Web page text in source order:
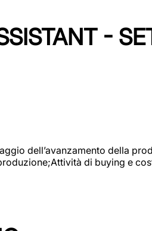
-
dell’avanzamento della
di buying e